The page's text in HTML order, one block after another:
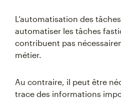
L’automatisation des
automatiser les tâches
contribuent pas
métier.
Au contraire, il peut être
trace des informations